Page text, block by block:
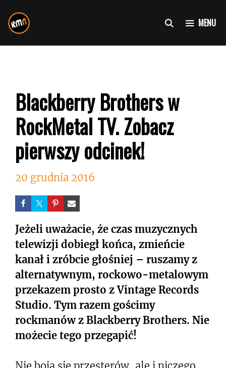
do
treści
MENU
Blackberry Brothers w
RockMetal TV. Zobacz
pierwszy odcinek!
20 grudnia 2016
Jeżeli uważacie, że czas muzycznych
telewizji dobiegł końca, zmieńcie
kanał i zróbcie głośniej – ruszamy z
alternatywnym, rockowo-metalowym
przekazem prosto z Vintage Records
Studio. Tym razem gościmy
rockmanów z Blackberry Brothers. Nie
możecie tego przegapić!